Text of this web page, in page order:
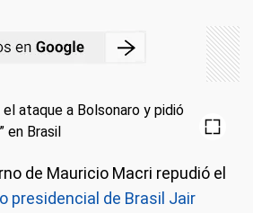
de Mauricio Macri repudió el
presidencial de Brasil Jair